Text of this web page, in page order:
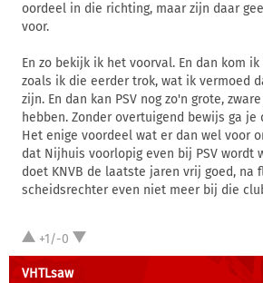
oordeel in die richting, maar zijn daar
voor.
En zo bekijk ik het voorval. En dan kom
zoals ik die eerder trok, wat ik vermoed
zijn. En dan kan PSV nog zo'n grote,
hebben. Zonder overtuigend bewijs ga je
Het enige voordeel wat er dan wel voor
dat Nijhuis voorlopig even bij PSV wordt
doet KNVB de laatste jaren vrij goed, na
scheidsrechter even niet meer bij die
+1/-0
VHTLsaw